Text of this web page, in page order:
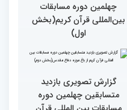
استعدادیابی مجری‌گری
قرآنی در حاشیه مسابقات